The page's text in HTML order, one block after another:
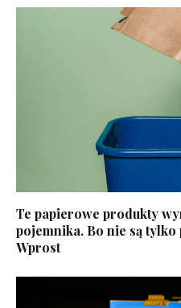
Te papierowe produkty
pojemnika. Bo nie są
Wprost